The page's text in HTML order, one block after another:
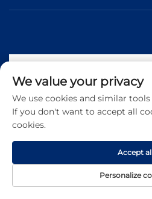
전화:+86 183 5421 3960
rights reserved개인정
We value your privacy
We use cookies and similar
If you don't want to accept all
cookies.
Personalize
Accept